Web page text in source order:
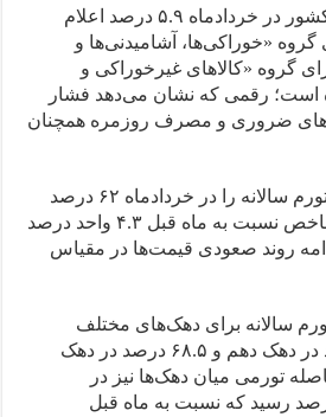
تورم ماهانه خانوارهای کشور در خردادماه ۵.۹ درصد اعلام
«خوراکی‌ها، آشامیدنی‌ها و
درصد و برای گروه «کالاهای غیرخوراکی و
بوده است؛ رقمی که نشان می‌دهد فشار
ضروری و مصرف روزمره همچنان
مرکز آمار همچنین نرخ تورم سالانه را در خردادماه ۶۲ درصد
اعلام کرده است. این شاخص نسبت به ماه قبل ۴.۳ واحد درصد
ادامه روند صعودی قیمت‌ها در مقیاس
سالانه برای دهک‌های مختلف
هزینه‌ای بین ۶۰.۱ درصد در دهک دهم و ۶۸.۵ درصد در دهک
تورمی میان دهک‌ها نیز در
۸.۴ واحد درصد رسید که نسبت به ماه قبل